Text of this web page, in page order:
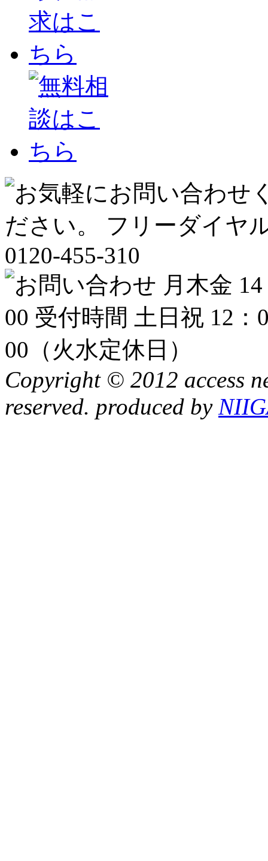
Copyright © 2012 access
reserved. produced by